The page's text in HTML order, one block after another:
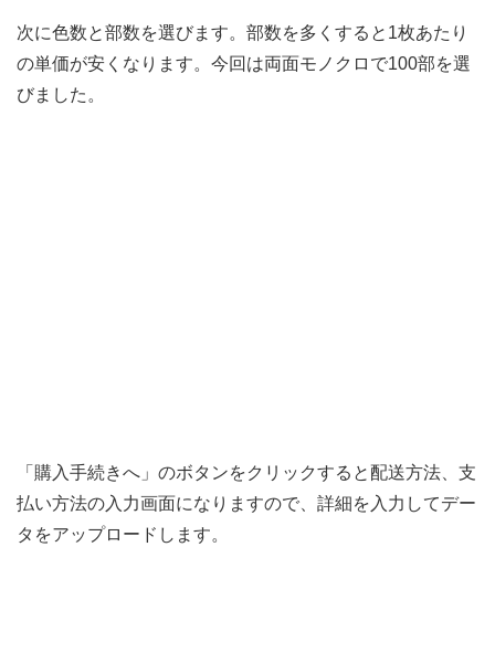
次に色数と部数を選びます。部数を多くすると1枚あたり
の単価が安くなります。今回は両面モノクロで100部を選
びました。
「購入手続きへ」のボタンをクリックすると配送方法、支
払い方法の入力画面になりますので、詳細を入力してデー
タをアップロードします。